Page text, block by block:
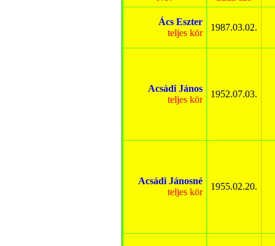
Ács Eszter
teljes kör
1987.03.02.
Acsádi János
teljes kör
1952.07.03.
Acsádi Jánosné
teljes kör
1955.02.20.